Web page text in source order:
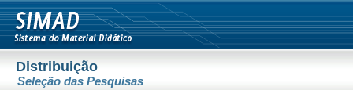
Distribuição
Seleção das Pesquisas